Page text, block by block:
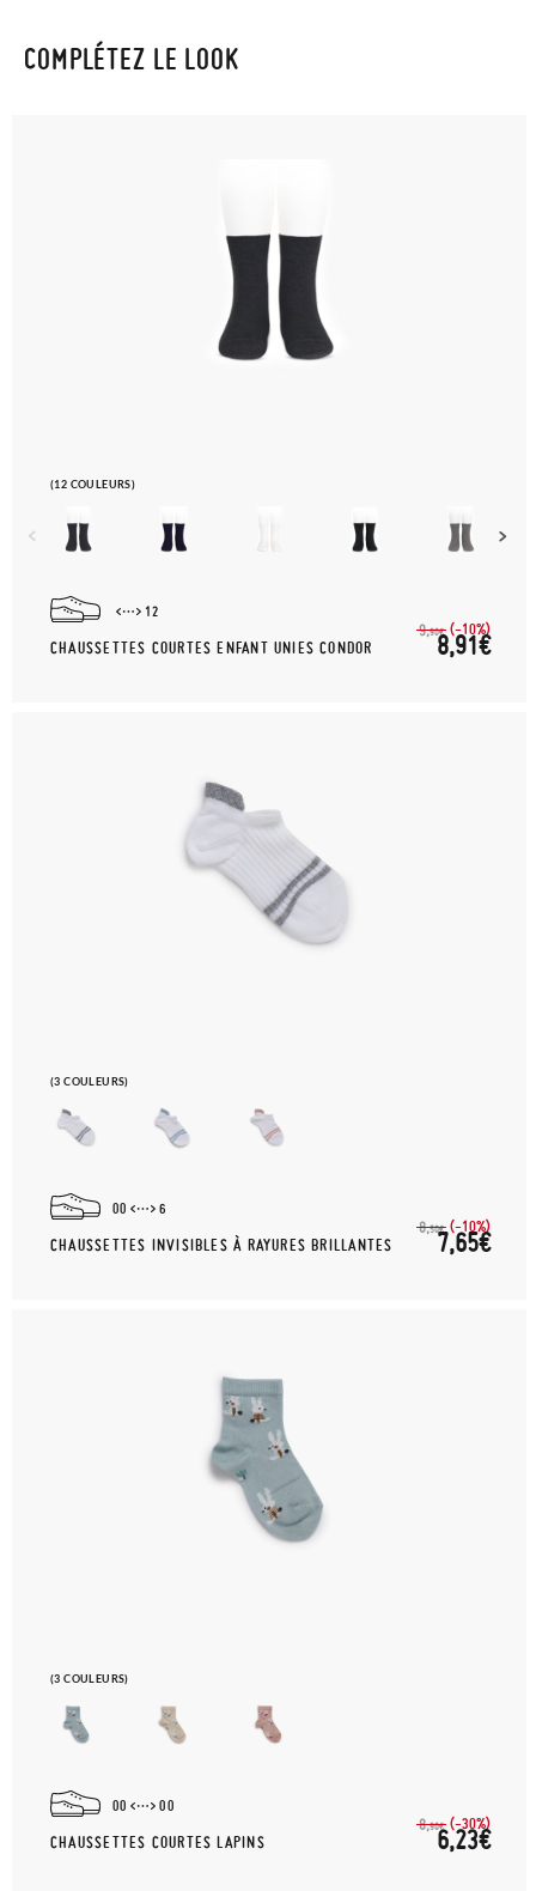
COMPLÉTEZ LE LOOK
(12 COULEURS)
12
CHAUSSETTES COURTES ENFANT UNIES CONDOR
9,90€ (-10%)
8,91€
(3 COULEURS)
00 6
CHAUSSETTES INVISIBLES À RAYURES BRILLANTES
8,50€ (-10%)
7,65€
(3 COULEURS)
00 00
CHAUSSETTES COURTES LAPINS
8,90€ (-30%)
6,23€